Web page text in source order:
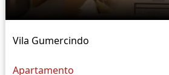
Vila Gumercindo
Apartamento